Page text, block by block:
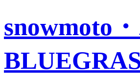
snowmoto